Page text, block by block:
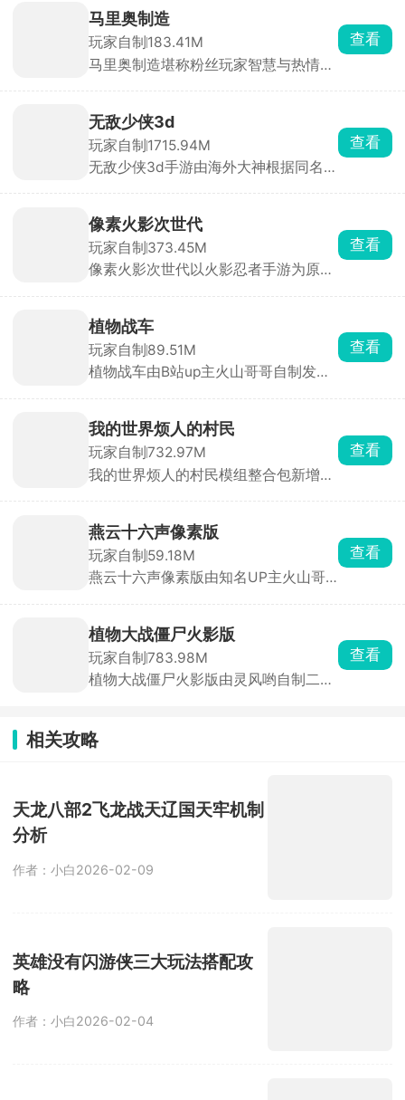
日葵等特色植物与僵尸。游戏不仅保留
了抵御僵尸的核心玩法，更通过多样关
卡地图、新增的铲子与推车机制，极大
提升了策略性与操作性。推车可移动已
马里奥制造
玩家自制 183.41M
马里奥制造堪称粉丝玩家智慧与热情的
精髓进行了高度还原，将经典玩法与元
素原汁原味地呈现出来，让老玩家瞬间
找回熟悉的感觉，重温那些令人热血沸
腾的冒险时刻。不仅如此，这款游戏还
入了新的活力，带来了更多未知的挑战
与惊喜。在这里，玩家不再只是单纯的
闯关者。借助游戏中丰富多样的素材和
便捷实用的工具，他们能够尽情发挥创
秘世界，还是难度爆表的极限挑战关
卡，都能在玩家的手中诞生，真正实现
打造专属马里奥世界的梦想。快来开启
这场创意无限的冒险之旅吧！
查看
无敌少侠3d
玩家自制1715.94M
无敌少侠3d手游由海外大神根据同名动
不同的地图场景内尽情施展自己的超能
力，挑战各种邪恶的敌人，自由开展战
斗，顺利完成各种不同的格斗任务，解
锁新的技能，不断强化自身。
查看
像素火影次世代
玩家自制373.45M
像素火影次世代以火影忍者手游为原
色，并灵活的搭配使用技能秘卷以及通
灵去攻打眼前的敌人，所有角色都是可
以随便选的，默认全部解锁，感受前所
未有的竞技乱斗。
查看
植物战车
玩家自制 89.51M
植物战车由B站up主火山哥哥自制发
驶距离，然后尽可能快的往前冲，不要
被僵尸或者障碍物阻挠停留。期间产生
的大量金币或阳光都可以用于升级和购
买各种植物配件，使你的战车达成更高
查看
我的世界烦人的村民
玩家自制 732.97M
我的世界烦人的村民模组整合包新增了
作道具和武器，不过要小心这些烦人的
村民的捣蛋，村民无处不在，他们会在
你没有防备之下做坏事，想办法加入村
民的阵营，俘获他们，接收任务，一起
查看
燕云十六声像素版
玩家自制59.18M
燕云十六声像素版由知名UP主火山哥
江湖中开启全新冒险。游戏高度还原了
原作的角色操控、战斗节奏与探索机
制，更创新性地加入变身系统与烹饪玩
法。赵大可变身不同形态，应对多样挑
查看
植物大战僵尸火影版
玩家自制783.98M
植物大战僵尸火影版由灵风哟自制二
经典的攒阳光，买各种火影角色来抵挡
一波又一波的僵尸潮，每解锁一个关卡
边进行策略塔防作战一边了解里面的攻
击防御体系等等，以便更好的抵御入侵
查看
相关攻略
天龙八部2飞龙战天辽国天牢机制
分析
作者：小白2026-02-09
英雄没有闪游侠三大玩法搭配攻
略
作者：小白2026-02-04